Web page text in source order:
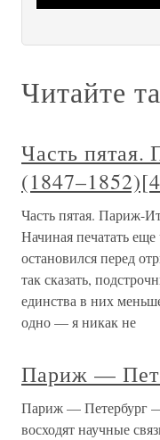
Читайте
Часть
Часть пятая. Париж-
Начиная печатать
остановился перед
так сказать,
единства в них
одно — я никак не
Париж —
Париж — Петербург
восходят научные